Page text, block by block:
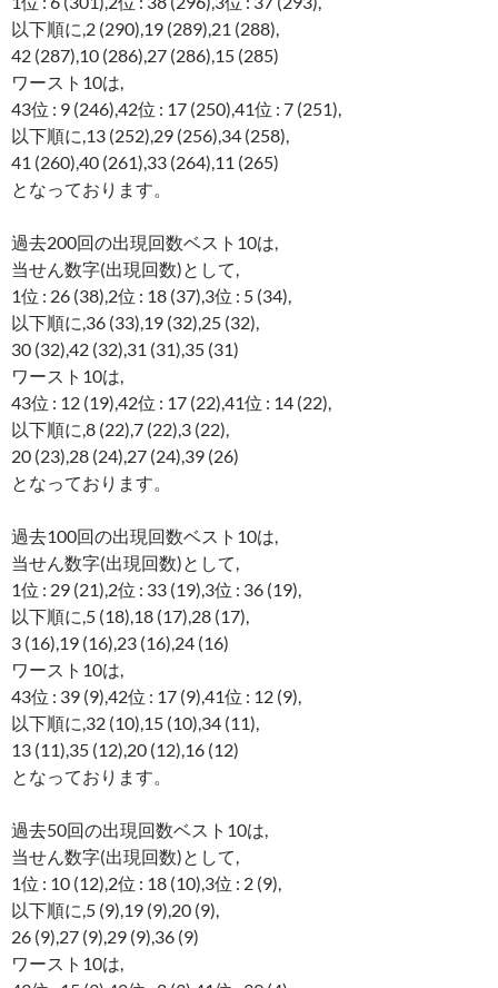
以下順に,2 (290),19 (289),21 (288),
42 (287),10 (286),27 (286),15 (285)
ワースト10は,
43位 : 9 (246),42位 : 17 (250),41位 : 7 (251),
以下順に,13 (252),29 (256),34 (258),
41 (260),40 (261),33 (264),11 (265)
となっております。
過去200回の出現回数ベスト10は,
当せん数字(出現回数)として,
1位 : 26 (38),2位 : 18 (37),3位 : 5 (34),
以下順に,36 (33),19 (32),25 (32),
30 (32),42 (32),31 (31),35 (31)
ワースト10は,
43位 : 12 (19),42位 : 17 (22),41位 : 14 (22),
以下順に,8 (22),7 (22),3 (22),
20 (23),28 (24),27 (24),39 (26)
となっております。
過去100回の出現回数ベスト10は,
当せん数字(出現回数)として,
1位 : 29 (21),2位 : 33 (19),3位 : 36 (19),
以下順に,5 (18),18 (17),28 (17),
3 (16),19 (16),23 (16),24 (16)
ワースト10は,
43位 : 39 (9),42位 : 17 (9),41位 : 12 (9),
以下順に,32 (10),15 (10),34 (11),
13 (11),35 (12),20 (12),16 (12)
となっております。
過去50回の出現回数ベスト10は,
当せん数字(出現回数)として,
1位 : 10 (12),2位 : 18 (10),3位 : 2 (9),
以下順に,5 (9),19 (9),20 (9),
26 (9),27 (9),29 (9),36 (9)
ワースト10は,